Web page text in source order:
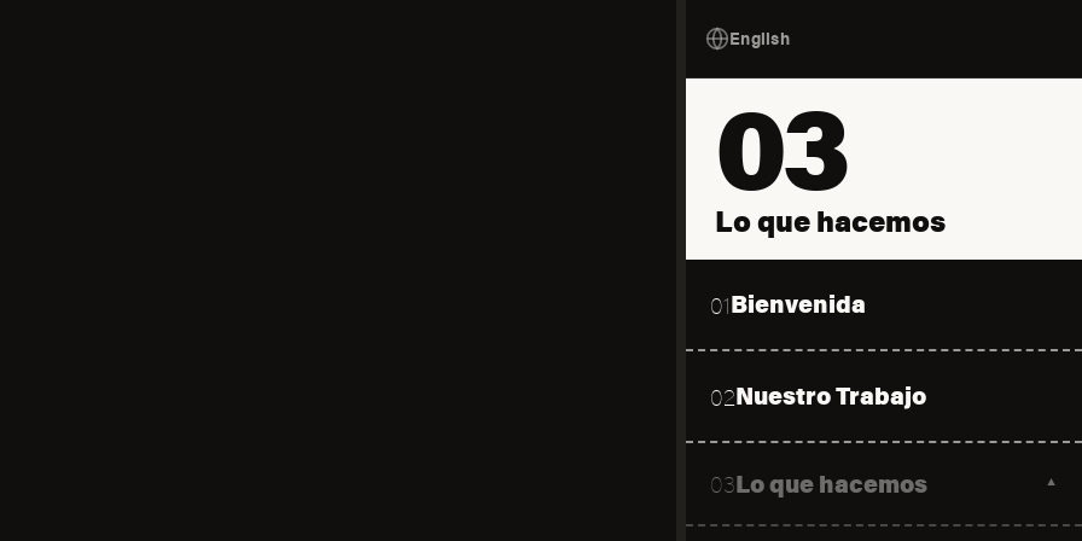
English
03
Lo que hacemos
01Bienvenida
02Nuestro Trabajo
03Lo que hacemos ▼